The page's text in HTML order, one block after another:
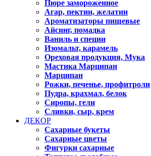
Пюре замороженное
Агар, пектин, желатин
Ароматизаторы пищевые
Айсинг, помадка
Ваниль и специи
Изомальт, карамель
Ореховая продукция, Мука
Мастика Марципан
Марципан
Рожки, печенье, профитроли
Пудра, крахмал, белок
Сиропы, гели
Сливки, сыр, крем
ДЕКОР
Сахарные букеты
Сахарные цветы
Фигурки сахарные